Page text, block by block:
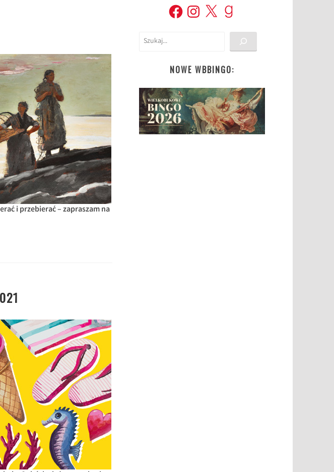
i przebierać – zapraszam na
FacebookInstagram
X Goodreads
Szukaj
NOWE WBBINGO: